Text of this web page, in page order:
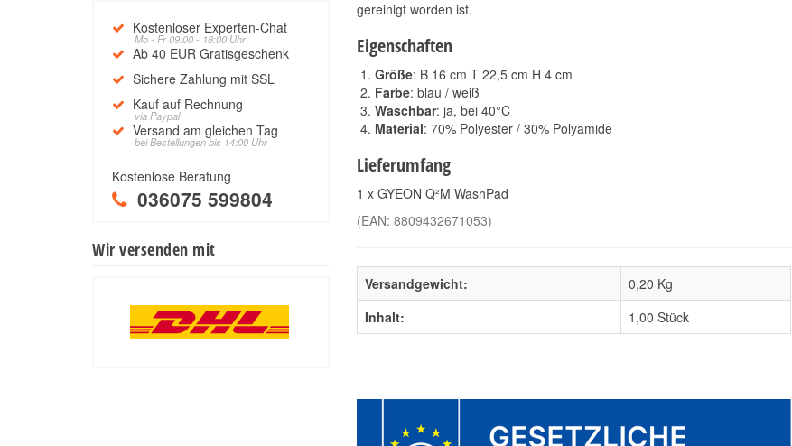
gereinigt worden ist.
Eigenschaften
Größe: B 16 cm T 22,5 cm H 4 cm
Farbe: blau / weiß
Waschbar: ja, bei 40°C
Material: 70% Polyester / 30% Polyamide
Lieferumfang
1 x GYEON Q²M WashPad
(EAN: 8809432671053)
Versandgewicht:
0,20 Kg
Inhalt:
1,00 Stück
13,90 € pro 1 Stück
Kostenloser Experten-Chat
Mo - Fr 09:00 - 18:00 Uhr
Ab 40 EUR Gratisgeschenk
Sichere Zahlung mit SSL
Kauf auf Rechnung
via Paypal
Versand am gleichen Tag
bei Bestellungen bis 14:00 Uhr
Kostenlose Beratung
036075 599804
Wir versenden mit